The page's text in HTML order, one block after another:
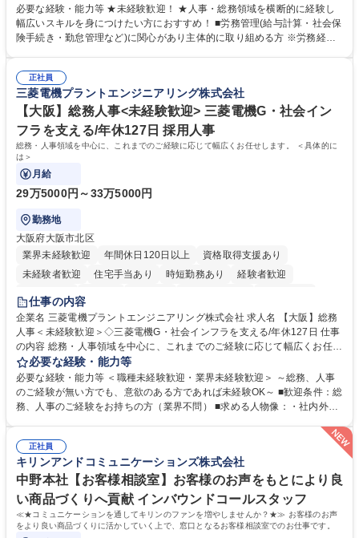
営を支えるゼネラリストをめざせます。 ・初期業務：労働時間管理、給与
計算、社会保険対応、福利厚生管理、安全衛生、健康経営推進等をお任せ
します。ご経験に応じて、休職者管理など、幅広く経験を積んでいただき
幅広く経験を積みたい意欲がある方に最適な環境です。 募集職種 【総
務・人事】未経験歓迎/日立グループ/組織運営を支えるゼネラリストを目
指す
必要な経験・能力等 ★未経験歓迎！ ★人事・総務領域を横断的に経験し
幅広いスキルを身につけたい方におすすめ！ ■労務管理(給与計算・社会保
険手続き・勤怠管理など)に関心があり主体的に取り組める方 ※労務経験
のご経験 ■労務管理（給与計算・社会保険手続き・勤怠管理など）の経験
■衛生管理者の資格をお持ちの方 学歴・資格 学歴：大学院 大学 高専 短大
専修学校 高校 語学力： 資格：
正社員
三菱電機プラントエンジニアリング株式会社
【大阪】総務人事<未経験歓迎> 三菱電機G・社会イン
フラを支える/年休127日 採用人事
総務・人事領域を中心に、これまでのご経験に応じて幅広くお任せします。 ＜具体的に
は＞
月給
29万5000円～33万5000円
勤務地
大阪府大阪市北区
業界未経験歓迎
年間休日120日以上
資格取得支援あり
未経験者歓迎
住宅手当あり 時短勤務あり
経験者歓迎
退職金あり
駅近5分以内
土日祝休み 服装自由 寮・社宅あり 食事補助あり
仕事の内容
企業名 三菱電機プラントエンジニアリング株式会社 求人名 【大阪】総務
人事＜未経験歓迎＞◇三菱電機G・社会インフラを支える/年休127日 仕事
の内容 総務・人事領域を中心に、これまでのご経験に応じて幅広くお任せ
します。 ＜具体的には＞ ・総務/人事労務（給与・社保・勤怠管理など）
・採用・教育研修 ・福利厚生運用 など ※基本的には事務所勤務ですが、
採用や教育等の業務内容により、関西圏以外への日帰り・宿泊を伴う国内
出張もございます。 ※担当業務を持ちつつ、お互いに助け合いながら、総
総務人事＜未経験歓迎＞◇三菱電機G・社会インフラを支える/年休127日
必要な経験・能力等
必要な経験・能力等 ＜職種未経験歓迎・業界未経験歓迎＞ ～総務、人事
のご経験が無い方でも、意欲のある方であれば未経験OK～ ■歓迎条件：総
務、人事のご経験をお持ちの方（業界不問） ■求める人物像：・社内外の
ミュニケーション能力を持っている方 ・人事総務領域に興味がありゼネラ
正社員
キリンアンドコミュニケーションズ株式会社
中野本社【お客様相談室】お客様のお声をもとにより良
い商品づくりへ貢献 インバウンドコールスタッフ
≪★コミュニケーションを通してキリンのファンを増やしませんか？★≫ お客様のお声
をより良い商品づくりに活かしていく上で、窓口となるお客様相談室でのお仕事です。